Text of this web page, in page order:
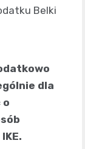
Belki
dla
o